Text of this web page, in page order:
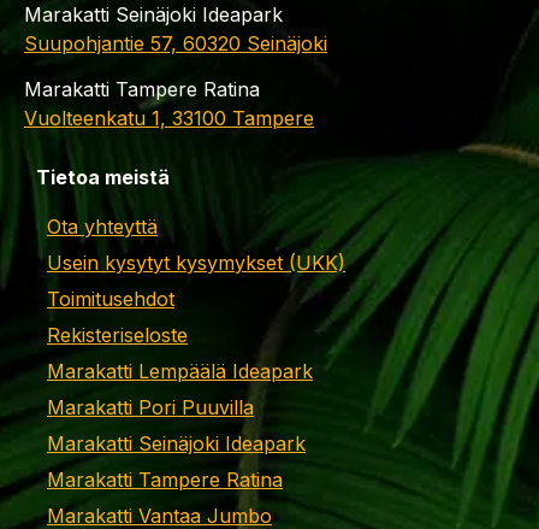
Marakatti Seinäjoki Ideapark
Suupohjantie 57, 60320 Seinäjoki
Marakatti Tampere Ratina
Vuolteenkatu 1, 33100 Tampere
Tietoa meistä
Ota yhteyttä
Usein kysytyt kysymykset (UKK)
Toimitusehdot
Rekisteriseloste
Marakatti Lempäälä Ideapark
Marakatti Pori Puuvilla
Marakatti Seinäjoki Ideapark
Marakatti Tampere Ratina
Marakatti Vantaa Jumbo